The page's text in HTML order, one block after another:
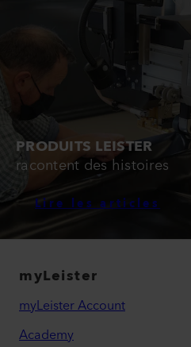
PRODUITS LEISTER
racontent des histoires
Lire les articles
myLeister
myLeister Account
Academy